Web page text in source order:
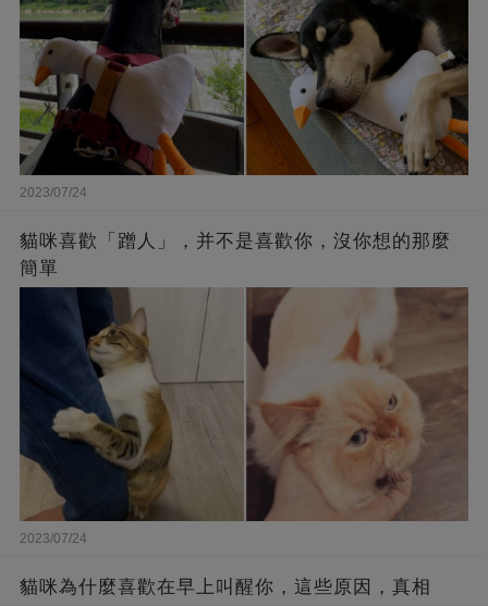
2023/07/24
貓咪喜歡「蹭人」，并不是喜歡你，沒你想的那麼
簡單
2023/07/24
貓咪為什麼喜歡在早上叫醒你，這些原因，真相